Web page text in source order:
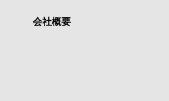
会社概要